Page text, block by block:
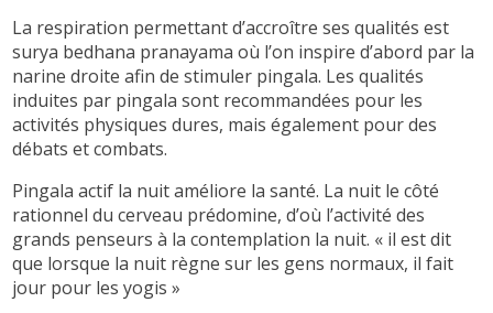
La respiration permettant d’accroître ses qualités est
surya bedhana pranayama où l’on inspire d’abord par la
narine droite afin de stimuler pingala. Les qualités
induites par pingala sont recommandées pour les
activités physiques dures, mais également pour des
débats et combats.
Pingala actif la nuit améliore la santé. La nuit le côté
rationnel du cerveau prédomine, d’où l’activité des
grands penseurs à la contemplation la nuit. « il est dit
que lorsque la nuit règne sur les gens normaux, il fait
jour pour les yogis »